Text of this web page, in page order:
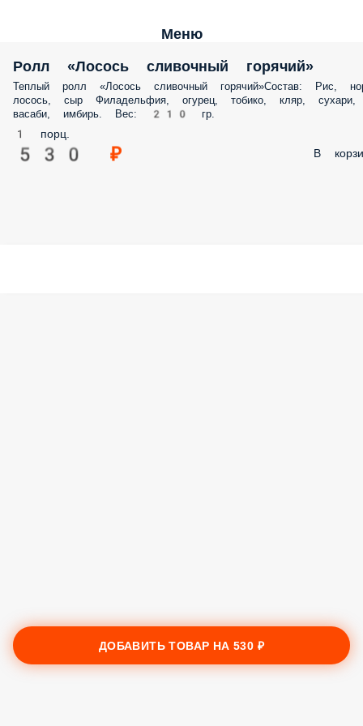
Меню
Ролл «Лосось сливочный горячий»
Теплый ролл «Лосось сливочный горячий»Состав: Рис,
лосось, сыр Филадельфия, огурец, тобико, кляр, сухари,
васаби, имбирь. Вес: 210 гр.
1 порц.
530 ₽ В
ДОБАВИТЬ ТОВАР НА530 ₽